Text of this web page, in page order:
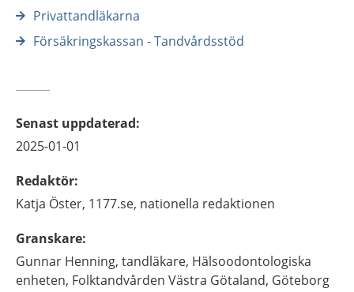
Privattandläkarna
Försäkringskassan - Tandvårdsstöd
Senast uppdaterad:
2025-01-01
Redaktör:
Katja Öster, 1177.se, nationella redaktionen
Granskare:
Gunnar Henning, tandläkare, Hälsoodontologiska
enheten, Folktandvården Västra Götaland, Göteborg